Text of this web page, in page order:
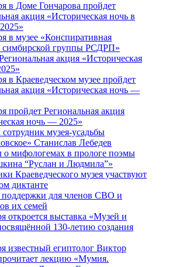
в Доме Гончарова пройдет
акция «Историческая ночь в
в музее «Конспиративная
симбирской группы РСДРП»
акция «Историческая
в Краеведческом музее пройдет
акция «Историческая ночь —
пройдет Региональная акция
ночь — 2025»
музея-усадьбы
Станислав Лебедев
о мифологемах в прологе поэмы
“Руслан и Людмила”»
Краеведческого музея участвуют
диктанте
для членов СВО и
их семей
откроется выставка «Музей и
130-летию создания
известный египтолог Виктор
лекцию «Мумия.